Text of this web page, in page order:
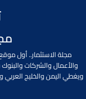
مجلة الاستثمار.. أول
والأعمال والشركات
ويغطي اليمن والخليج